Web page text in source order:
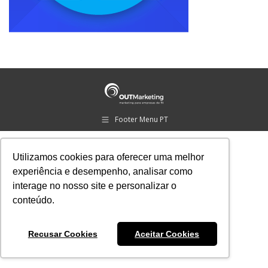
Utilizamos cookies para oferecer uma melhor
experiência e desempenho, analisar como
interage no nosso site e personalizar o
conteúdo.
Recusar Cookies Aceitar Cookies
Footer Menu PT